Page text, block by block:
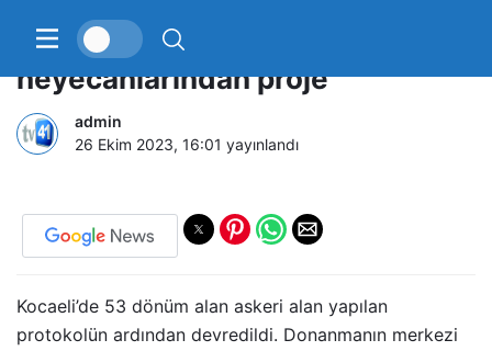
Donanmanın merkezinde
heyecanlarından proje
admin
26 Ekim 2023, 16:01 yayınlandı
Kocaeli’de 53 dönüm alan askeri alan yapılan
protokolün ardından devredildi. Donanmanın merkezi